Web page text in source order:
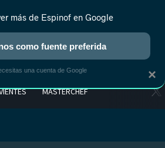
MASTERCHEF
×
más de Espinof en Google
como fuente preferida
una cuenta de Google